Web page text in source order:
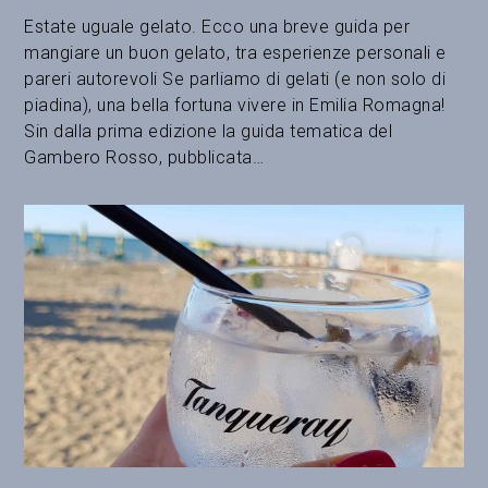
Estate uguale gelato. Ecco una breve guida per
mangiare un buon gelato, tra esperienze personali e
pareri autorevoli Se parliamo di gelati (e non solo di
piadina), una bella fortuna vivere in Emilia Romagna!
Sin dalla prima edizione la guida tematica del
Gambero Rosso, pubblicata…